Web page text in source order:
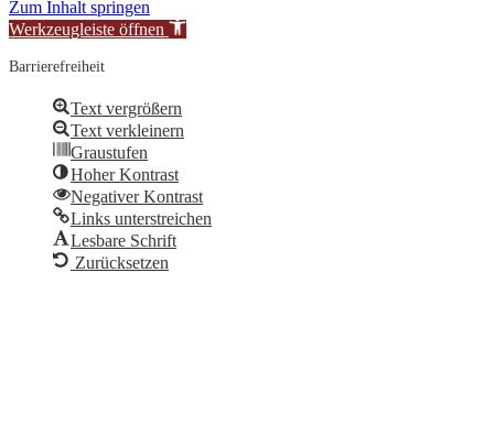
Zum Inhalt springen
Werkzeugleiste öffnen
Barrierefreiheit
Text vergrößern
Text verkleinern
Graustufen
Hoher Kontrast
Negativer Kontrast
Links unterstreichen
Lesbare Schrift
Zurücksetzen